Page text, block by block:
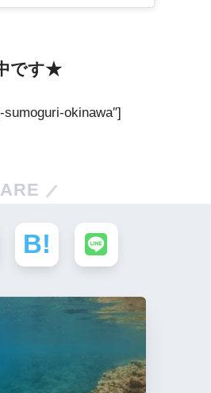
です★
okinawa″]